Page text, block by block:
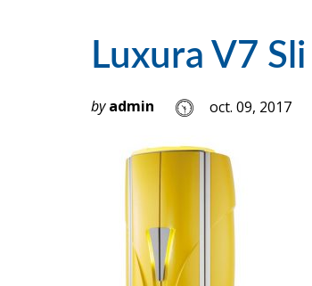
Luxura V7
by admin oct. 09, 2017